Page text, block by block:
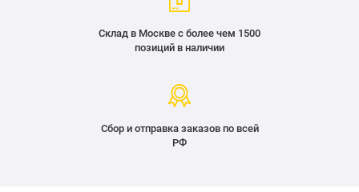
Склад в Москве с более чем 1500
позиций в наличии
Сбор и отправка заказов по всей
РФ